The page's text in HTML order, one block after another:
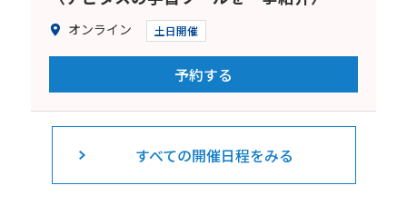
オンライン 土日開催
予約する
すべての開催日程をみる